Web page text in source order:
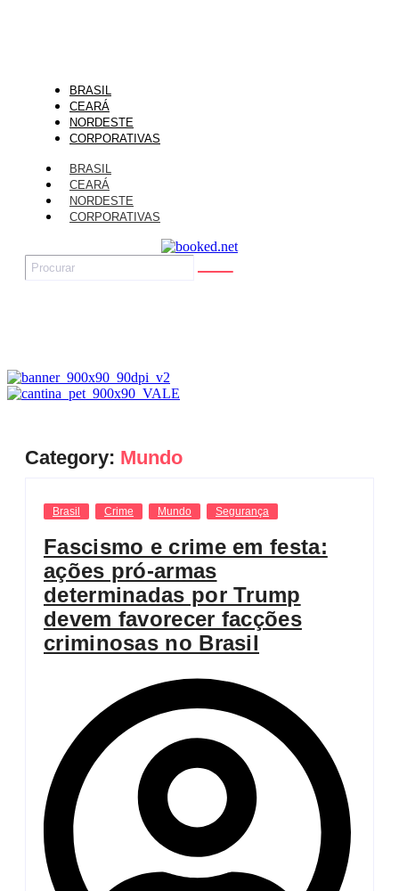
BRASIL
CEARÁ
NORDESTE
CORPORATIVAS
BRASIL
CEARÁ
NORDESTE
CORPORATIVAS
Category: Mundo
Brasil Crime Mundo Segurança
Fascismo e crime em festa:
ações pró-armas
determinadas por Trump
devem favorecer facções
criminosas no Brasil